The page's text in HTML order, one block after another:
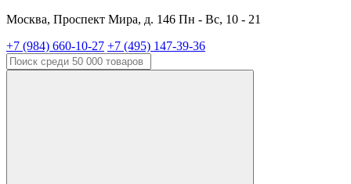
Москва, Проспект Мира, д. 146 Пн - Вс, 10 - 21
+7 (984) 660-10-27 +7 (495) 147-39-36